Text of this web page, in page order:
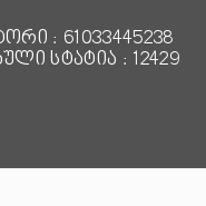
: 61033445238
სტატია : 12429